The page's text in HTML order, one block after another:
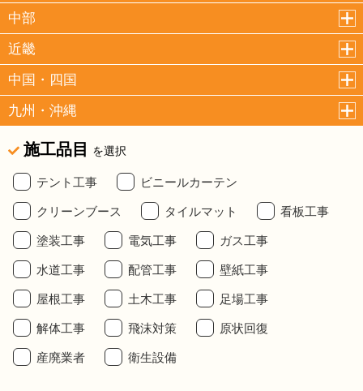
中部
近畿
中国・四国
九州・沖縄
施工品目 を選択
テント工事 ビニールカーテン
クリーンブース タイルマット 看板工事
塗装工事 電気工事 ガス工事
水道工事 配管工事 壁紙工事
屋根工事 土木工事 足場工事
解体工事 飛沫対策 原状回復
産廃業者 衛生設備